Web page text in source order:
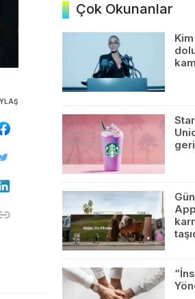
Çok Okunanlar